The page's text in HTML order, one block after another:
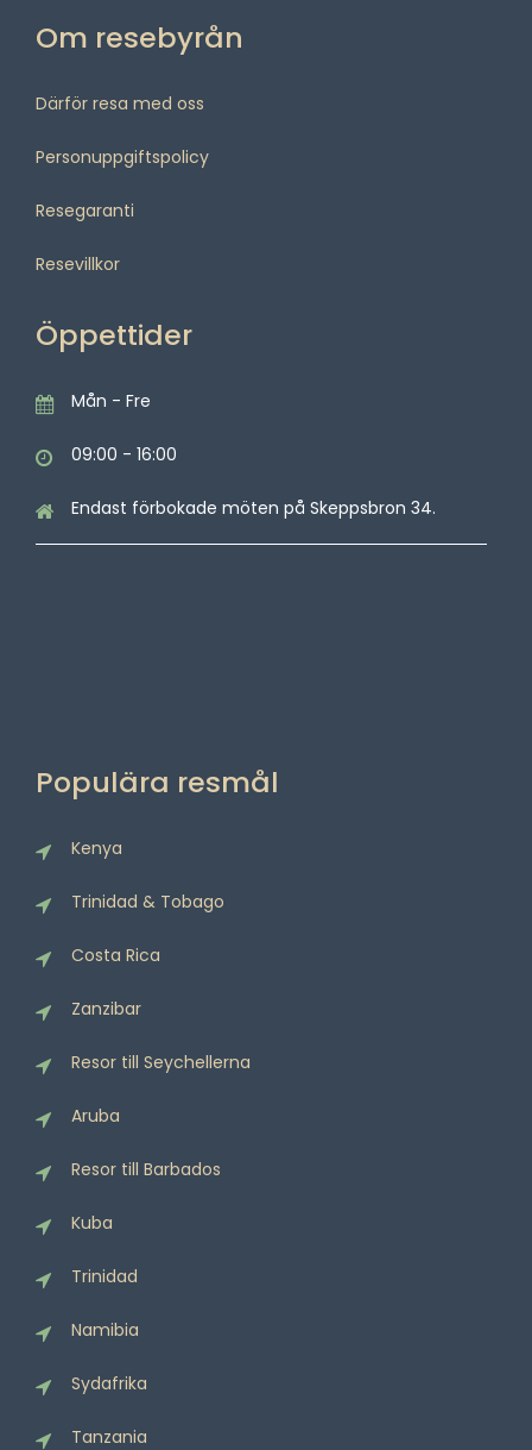
Om resebyrån
Därför resa med oss
Personuppgiftspolicy
Resegaranti
Resevillkor
Öppettider
Mån - Fre
09:00 - 16:00
Endast förbokade möten på Skeppsbron 34.
Populära resmål
Kenya
Trinidad & Tobago
Costa Rica
Zanzibar
Resor till Seychellerna
Aruba
Resor till Barbados
Kuba
Trinidad
Namibia
Sydafrika
Tanzania